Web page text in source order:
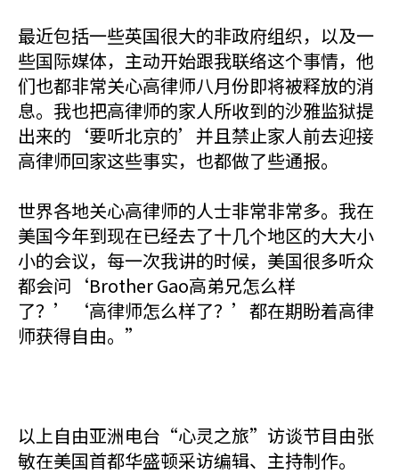
最近包括一些英国很大的非政府组织，以及一
些国际媒体，主动开始跟我联络这个事情，他
们也都非常关心高律师八月份即将被释放的消
息。我也把高律师的家人所收到的沙雅监狱提
出来的‘要听北京的’并且禁止家人前去迎接
高律师回家这些事实，也都做了些通报。
世界各地关心高律师的人士非常非常多。我在
美国今年到现在已经去了十几个地区的大大小
小的会议，每一次我讲的时候，美国很多听众
都会问‘Brother Gao高弟兄怎么样
了？’‘高律师怎么样了？’都在期盼着高律
师获得自由。”
以上自由亚洲电台“心灵之旅”访谈节目由张
敏在美国首都华盛顿采访编辑、主持制作。